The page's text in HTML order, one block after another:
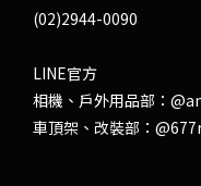
(02)2944-0090
LINE官方
相機、戶外用品部：
車頂架、改裝部：